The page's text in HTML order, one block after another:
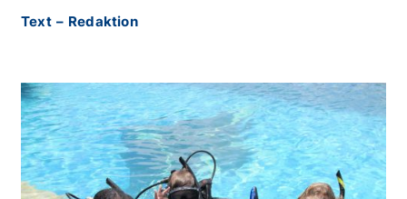
Text – Redaktion